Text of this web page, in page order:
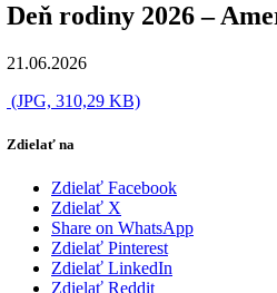
Deň rodiny 2026 –
21.06.2026
(JPG, 310,29 KB)
Zdielať na
Zdielať Facebook
Zdielať X
Share on WhatsApp
Zdielať Pinterest
Zdielať LinkedIn
Zdielať Reddit